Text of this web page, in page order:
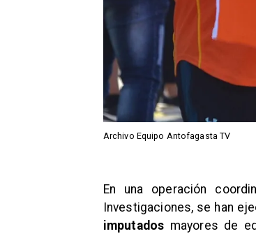
Archivo Equipo Antofagasta TV
En una operación
Investigaciones, se han
imputados mayores de